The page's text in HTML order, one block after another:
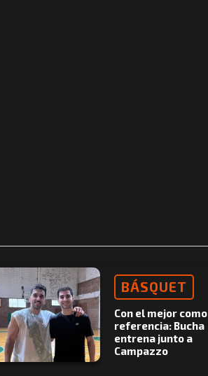
BÁSQUET
Con el mejor como
referencia: Bucha
entrena junto a
Campazzo